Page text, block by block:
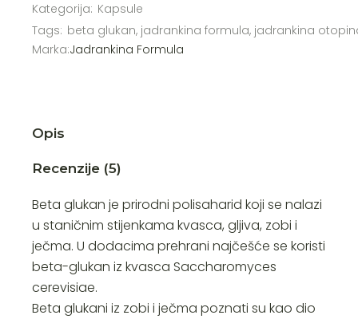
Kategorija: Kapsule
Tags: beta glukan, jadrankina formula, jadrankina
Marka:Jadrankina Formula
Opis
Recenzije (5)
Beta glukan je prirodni polisaharid koji se nalazi
u staničnim stijenkama kvasca, gljiva, zobi i
ječma. U dodacima prehrani najčešće se koristi
beta-glukan iz kvasca Saccharomyces
cerevisiae.
Beta glukani iz zobi i ječma poznati su kao dio